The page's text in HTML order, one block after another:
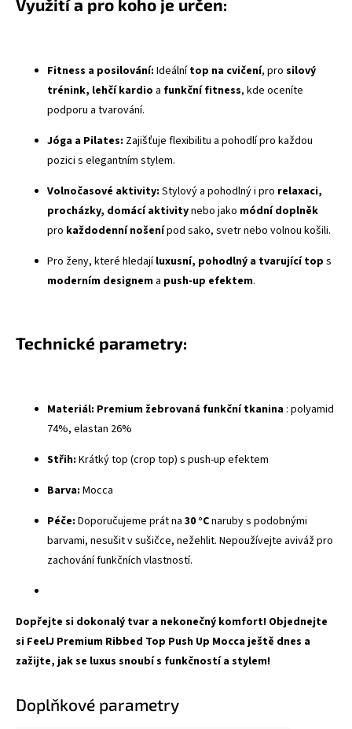
Využití a pro koho je určen:
Fitness a posilování: Ideálnítop na cvičení, pro silový
trénink, lehčí kardio a funkční fitness, kde oceníte
podporu a tvarování.
Jóga a Pilates: Zajišťuje flexibilitu a pohodlí pro každou
pozici s elegantním stylem.
Volnočasové aktivity: Stylový a pohodlný i pro relaxaci,
procházky, domácí aktivitynebo jako módní doplněk
pro každodenní nošenípod sako, svetr nebo volnou košili.
Pro ženy, které hledajíluxusní, pohodlný a tvarující top s
moderním designem a push-up efektem.
Technické parametry:
Materiál: Premium žebrovaná funkční tkanina : polyamid
74%, elastan 26%
Střih: Krátký top (crop top) s push-up efektem
Barva: Mocca
Péče: Doporučujeme prát na 30 °Cnaruby s podobnými
barvami, nesušit v sušičce, nežehlit. Nepoužívejte aviváž pro
zachování funkčních vlastností.
Dopřejte si dokonalý tvar a nekonečný komfort! Objednejte
si FeelJ Premium Ribbed Top Push Up Mocca ještě dnes a
zažijte, jak se luxus snoubí s funkčností a stylem!
Doplňkové parametry